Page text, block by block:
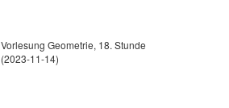
Vorlesung Geometrie, 18. Stunde
(2023-11-14)